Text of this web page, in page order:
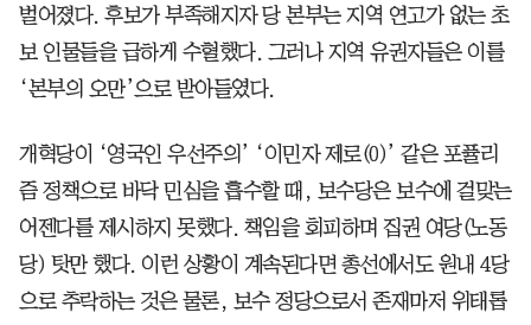
벌어졌다. 후보가 부족해지자 당 본부는 지역 연고가 없는 초
보 인물들을 급하게 수혈했다. 그러나 지역 유권자들은 이를
‘본부의 오만’으로 받아들였다.
개혁당이 ‘영국인 우선주의’ ‘이민자 제로(0)’ 같은 포퓰리
즘 정책으로 바닥 민심을 흡수할 때, 보수당은 보수에 걸맞는
어젠다를 제시하지 못했다. 책임을 회피하며 집권 여당(노동
당) 탓만 했다. 이런 상황이 계속된다면 총선에서도 원내 4당
으로 추락하는 것은 물론, 보수 정당으로서 존재마저 위태롭